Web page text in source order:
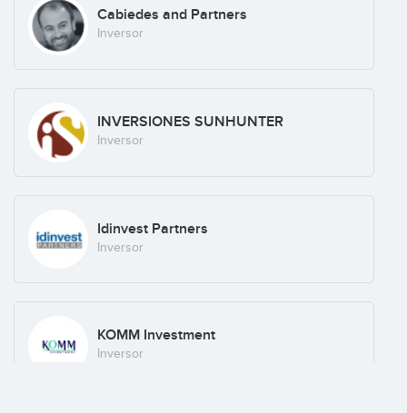
Cabiedes and Partners
Inversor
INVERSIONES SUNHUNTER
Inversor
Idinvest Partners
Inversor
KOMM Investment
Inversor